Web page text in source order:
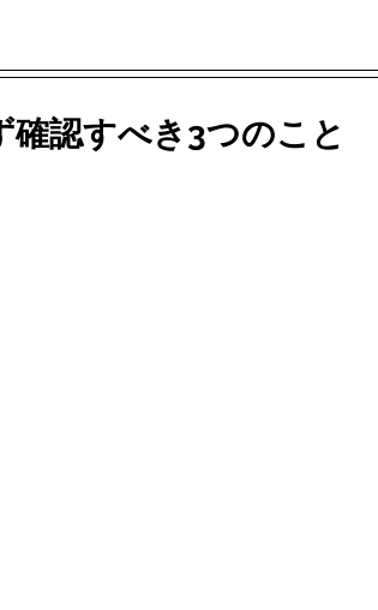
確認すべき3つのこと